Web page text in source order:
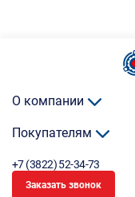
О компании
Покупателям
+7 (3822) 52-34-73
Заказать звонок